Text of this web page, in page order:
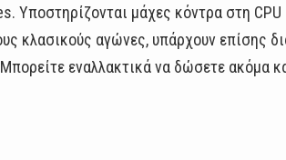
μάχες κόντρα στη CPU
κλασικούς αγώνες, υπάρχουν επίσης
εναλλακτικά να δώσετε ακόμα